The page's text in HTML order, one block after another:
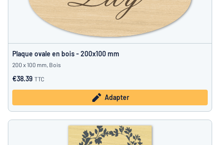
Plaque ovale en bois - 200x100 mm
200 x 100 mm, Bois
€38.39 TTC
Adapter